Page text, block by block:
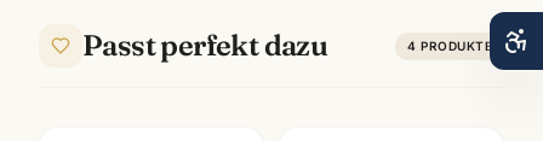
Passt perfekt dazu 4 PRODUKTE